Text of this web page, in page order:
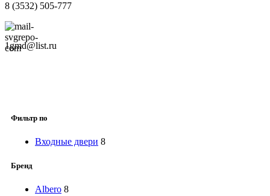
8 (3532) 505-777
1gmd@list.ru
Фильтр по
Входные двери 8
Бренд
Albero 8